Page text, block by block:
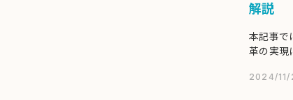
解説
本記事で
革の実現
2024/11/